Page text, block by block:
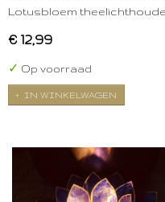
Lotusbloem
€ 12,99
✓ Op voorraad
IN WINKELWAGEN